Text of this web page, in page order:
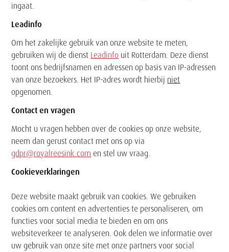
ingaat.
Leadinfo
Om het zakelijke gebruik van onze website te meten,
gebruiken wij de dienst Leadinfo uit Rotterdam. Deze dienst
toont ons bedrijfsnamen en adressen op basis van IP-adressen
van onze bezoekers. Het IP-adres wordt hierbij niet
opgenomen.
Contact en vragen
Mocht u vragen hebben over de cookies op onze website,
neem dan gerust contact met ons op via
gdpr@royalreesink.com en stel uw vraag.
Cookieverklaringen
Tekst
Deze website maakt gebruik van cookies. We gebruiken
cookies om content en advertenties te personaliseren, om
functies voor social media te bieden en om ons
websiteverkeer te analyseren. Ook delen we informatie over
uw gebruik van onze site met onze partners voor social